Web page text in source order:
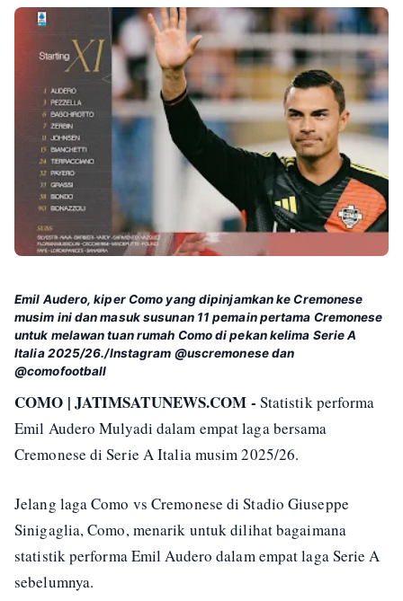
Emil Audero, kiper Como yang dipinjamkan ke Cremonese
musim ini dan masuk susunan 11 pemain pertama Cremonese
untuk melawan tuan rumah Como di pekan kelima Serie A
Italia 2025/26./Instagram @uscremonese dan
@comofootball
COMO | JATIMSATUNEWS.COM - Statistik performa
Emil Audero Mulyadi dalam empat laga bersama
Cremonese di Serie A Italia musim 2025/26.
Jelang laga Como vs Cremonese di Stadio Giuseppe
Sinigaglia, Como, menarik untuk dilihat bagaimana
statistik performa Emil Audero dalam empat laga Serie A
sebelumnya.